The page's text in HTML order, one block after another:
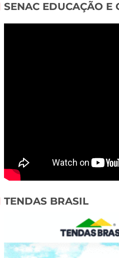
SENAC EDUCAÇÃO E
TENDAS BRASIL